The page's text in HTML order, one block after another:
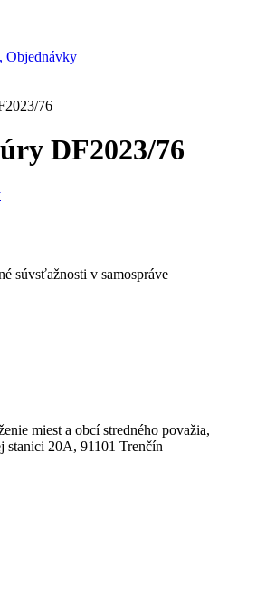
Objednávky
76
DF2023/76
súvsťažnosti v samospráve
miest a obcí stredného považia,
stanici 20A, 91101 Trenčín